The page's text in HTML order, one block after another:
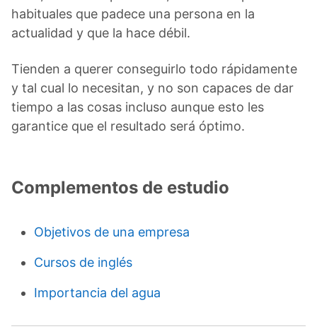
habituales que padece una persona en la
actualidad y que la hace débil.
Tienden a querer conseguirlo todo rápidamente
y tal cual lo necesitan, y no son capaces de dar
tiempo a las cosas incluso aunque esto les
garantice que el resultado será óptimo.
Complementos de estudio
Objetivos de una empresa
Cursos de inglés
Importancia del agua